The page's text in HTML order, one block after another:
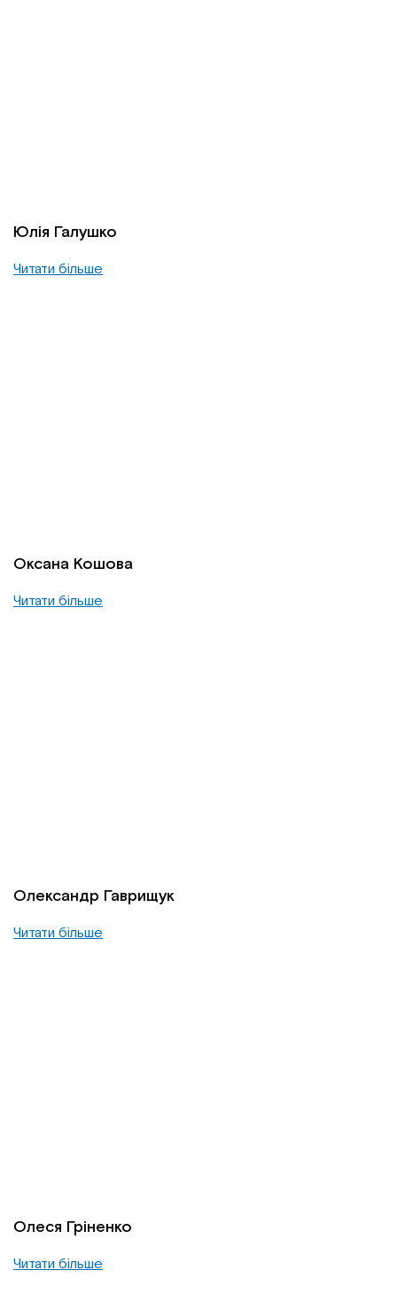
Юлія Галушко
Читати більше
Оксана Кошова
Читати більше
Олександр Гаврищук
Читати більше
Олеся Гріненко
Читати більше